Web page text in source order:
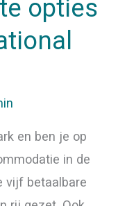
opties
en ben je op
in de
vijf betaalbare